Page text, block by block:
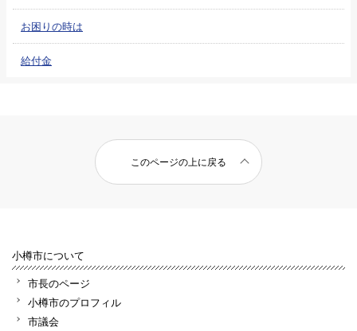
お困りの時は
給付金
このページの上に戻る
小樽市について
市長のページ
小樽市のプロフィル
市議会